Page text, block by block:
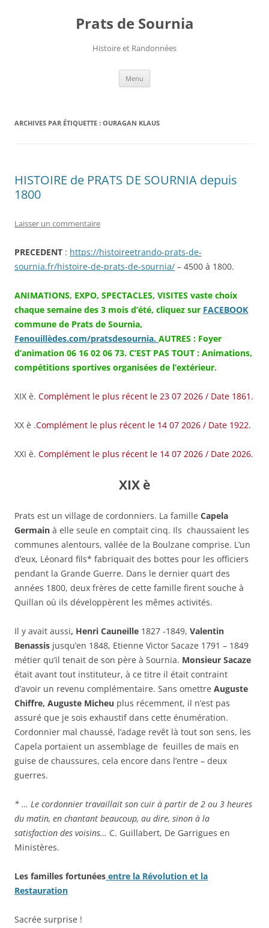
Prats de Sournia
Histoire et Randonnées
Menu
ARCHIVES PAR ÉTIQUETTE : OURAGAN KLAUS
HISTOIRE de PRATS DE SOURNIA depuis
1800
Laisser un commentaire
PRECEDENT : https://histoireetrando-prats-de-
sournia.fr/histoire-de-prats-de-sournia/ – 4500 à 1800.
ANIMATIONS, EXPO, SPECTACLES, VISITES vaste choix
chaque semaine des 3 mois d’été, cliquez sur FACEBOOK
commune de Prats de Sournia,
Fenouillèdes.com/pratsdesournia. AUTRES : Foyer
d’animation 06 16 02 06 73. C’EST PAS TOUT : Animations,
compétitions sportives organisées de l’extérieur.
XIX è. Complément le plus récent le 23 07 2026 / Date 1861.
XX è .Complément le plus récent le 14 07 2026 / Date 1922.
XXI è. Complément le plus récent le 14 07 2026 / Date 2026.
XIX è
Prats est un village de cordonniers. La famille Capela
Germain à elle seule en comptait cinq. Ils chaussaient les
communes alentours, vallée de la Boulzane comprise. L’un
d’eux, Léonard fils* fabriquait des bottes pour les officiers
pendant la Grande Guerre. Dans le dernier quart des
années 1800, deux frères de cette famille firent souche à
Quillan où ils développèrent les mêmes activités.
Il y avait aussi, Henri Cauneille 1827 -1849, Valentin
Benassis jusqu’en 1848, Etienne Victor Sacaze 1791 – 1849
métier qu’il tenait de son père à Sournia. Monsieur Sacaze
était avant tout instituteur, à ce titre il était contraint
d’avoir un revenu complémentaire. Sans omettre Auguste
Chiffre, Auguste Micheu plus récemment, il n’est pas
assuré que je sois exhaustif dans cette énumération.
Cordonnier mal chaussé, l’adage revêt là tout son sens, les
Capela portaient un assemblage de feuilles de maïs en
guise de chaussures, cela encore dans l’entre – deux
guerres.
* … Le cordonnier travaillait son cuir à partir de 2 ou 3 heures
du matin, en chantant beaucoup, au dire, sinon à la
satisfaction des voisins… C. Guillabert, De Garrigues en
Ministères.
Les familles fortunées entre la Révolution et la
Restauration
Sacrée surprise !